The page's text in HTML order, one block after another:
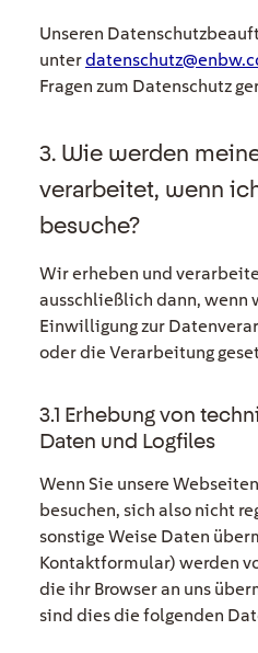
Unseren
unter
Fragen zum Datenschutz
3. Wie werden
verarbeitet, wenn
besuche?
Wir erheben und
ausschließlich dann, wenn
Einwilligung zur
oder die Verarbeitung
3.1 Erhebung von
Daten und Logfiles
Wenn Sie unsere
besuchen, sich also nicht
sonstige Weise Daten
Kontaktformular) werden
die ihr Browser an uns
sind dies die folgenden